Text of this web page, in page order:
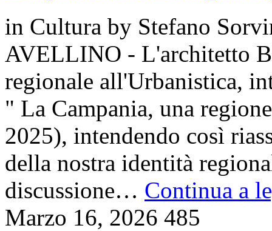
in Cultura by Stefano
AVELLINO - L'architetto
regionale all'Urbanistica,
" La Campania, una
2025), intendendo così
della nostra identità
discussione… Continua a
Marzo 16, 2026 485